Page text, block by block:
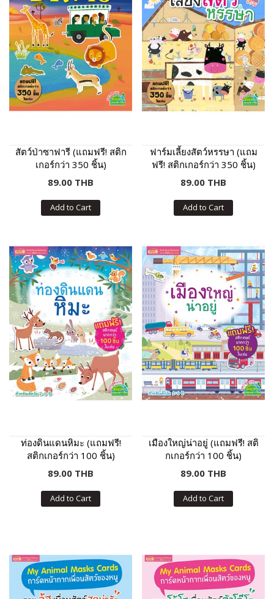
สัตว์ป่าซาฟารี (แถมฟรี! สติก
เกอร์กว่า 350 ชิ้น)
89.00 THB
Add to Cart
ฟาร์มเลี้ยงสัตว์หรรษา (แถม
ฟรี! สติกเกอร์กว่า 350 ชิ้น)
89.00 THB
Add to Cart
ท่องดินแดนหิมะ (แถมฟรี!
สติกเกอร์กว่า 100 ชิ้น)
89.00 THB
Add to Cart
เมืองใหญ่น่าอยู่ (แถมฟรี! สติ
กเกอร์กว่า 100 ชิ้น)
89.00 THB
Add to Cart